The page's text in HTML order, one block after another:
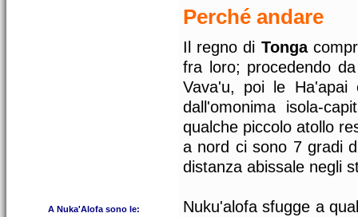
A Nuka'Alofa sono le:
Perché andare
Il regno di Tonga
fra loro; procedendo
Vava'u, poi le Ha'apai
dall'omonima isola-
qualche piccolo atollo
a nord ci sono 7 gradi
distanza abissale negli
Nuku'alofa sfugge a